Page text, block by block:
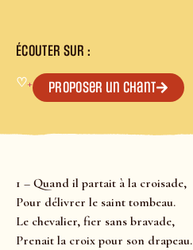
ÉCOUTER SUR :
♡+ Proposer un chant
1 – Quand il partait à la croisade,
Pour délivrer le saint tombeau.
Le chevalier, fier sans bravade,
Prenait la croix pour son drapeau.